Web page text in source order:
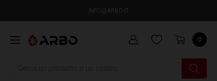
INFO@ARBO.IT
0